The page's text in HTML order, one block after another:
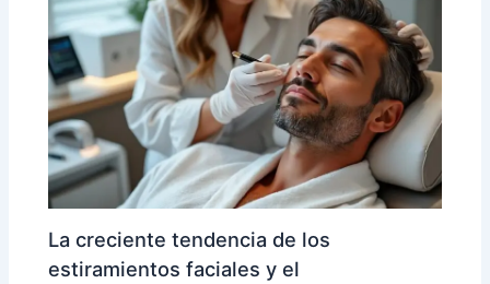
La creciente tendencia de los
estiramientos faciales y el